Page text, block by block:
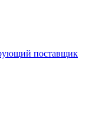
поставщик